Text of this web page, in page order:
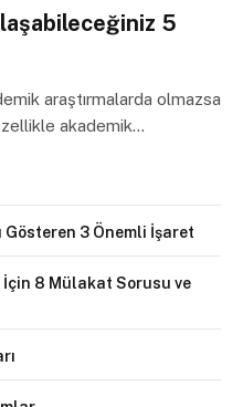
5
araştırmalarda olmazsa
akademik…
Gösteren 3 Önemli İşaret
İçin 8 Mülakat Sorusu ve